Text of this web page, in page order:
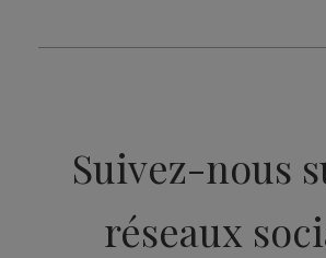
Suivez-nous
réseaux